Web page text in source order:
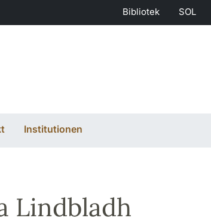
Bibliotek SOL
Institutionen
Lindbladh